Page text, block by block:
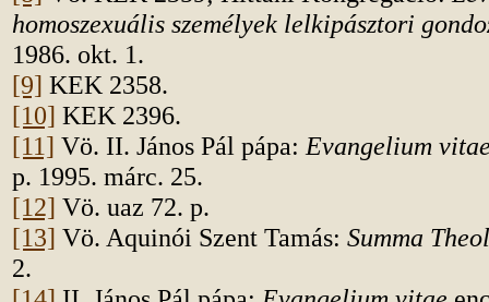
homoszexuális személyek lelkipásztori
1986. okt. 1.
[9] KEK 2358.
[10] KEK 2396.
[11] Vö. II. János Pál pápa: Evangelium
p. 1995. márc. 25.
[12] Vö. uaz 72. p.
[13] Vö. Aquinói Szent Tamás: Summa
2.